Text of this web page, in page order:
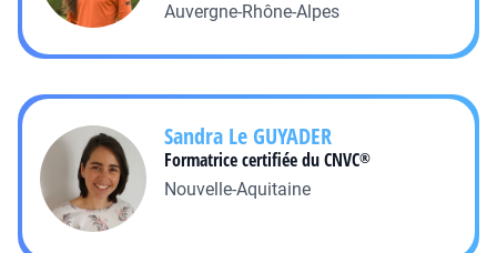
Auvergne-Rhône-Alpes
Sandra LeGUYADER
Formatrice certifiée du CNVC®
Nouvelle-Aquitaine